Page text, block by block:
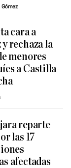
cara a
y rechaza la
menores
a Castilla-
reparte
las 17
afectadas